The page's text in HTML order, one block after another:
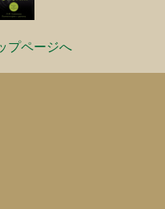
プページへ